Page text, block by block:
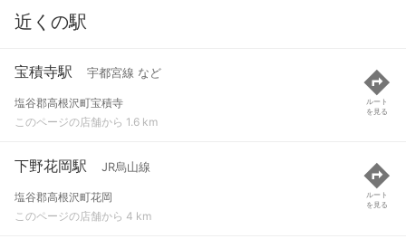
近くの駅
宝積寺駅 宇都宮線 など
塩谷郡高根沢町宝積寺
このページの店舗から 1.6 km
ルート
を見る
下野花岡駅 JR烏山線
塩谷郡高根沢町花岡
このページの店舗から 4 km
ルート
を見る